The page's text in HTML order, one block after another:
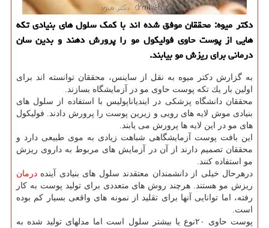
دكتر میوه: محققان موفق شده اند با كمك سلول های بنیادی تكه
هایی از پوست حاوی فولیكول مو را پرورش دهند و بدین سان
درمانی برای ریزش مو بیابند.
به گزارش دكتر میوه به نقل از ساینس، محققان توانسته اند برای
اولین بار یك تكه پوست حاوی مو در آزمایشگاه بسازند.
محققان دانشگاه پزشكی در ایندیاناپولیس با استفاده از سلول های
بنیادی موش لایه های رویی و زیرین پوست را پرورش دادند. فولیكول
های مو در این لایه ها پرورش می یابند.
این بافت پوست آزمایشگاهی شباهت زیادی به موی طبیعی دارد و
محققان تصمیم دارند از آن در آزمایش های مربوط به داروی ریزش
مو استفاده كنند.
درهرحال خیلی از دانشمندان معتقدند سلول های بنیادی آینده درمان
ریزش مو هستند. هرچند روش های متعددی برای تولید پوست به كار
رفته، اما توانایی آنها برای تقلید از نمونه های واقعی بسیار كم بوده
است.
پوست حاوی ۲۰نوع یا بیشتر سلول است اما مدلهای تولید شده به